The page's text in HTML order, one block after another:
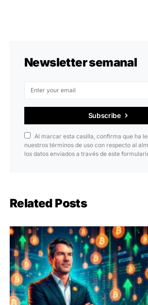
Newsletter semanal
Subscribe
Al marcar esta casilla, confirma que ha
nuestros términos de uso con respecto al
los datos enviados a través de este
Related Posts